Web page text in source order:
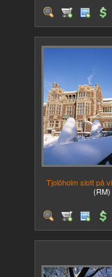
Tjolöholm slott på
(RM)